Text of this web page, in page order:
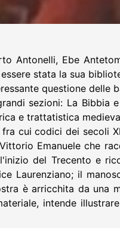
Antonelli, Ebe
stata la sua
questione delle
sezioni: La Bibbia
e trattatistica
cui codici dei secoli
Emanuele che
del Trecento e
Laurenziano; il
è arricchita da una
intende